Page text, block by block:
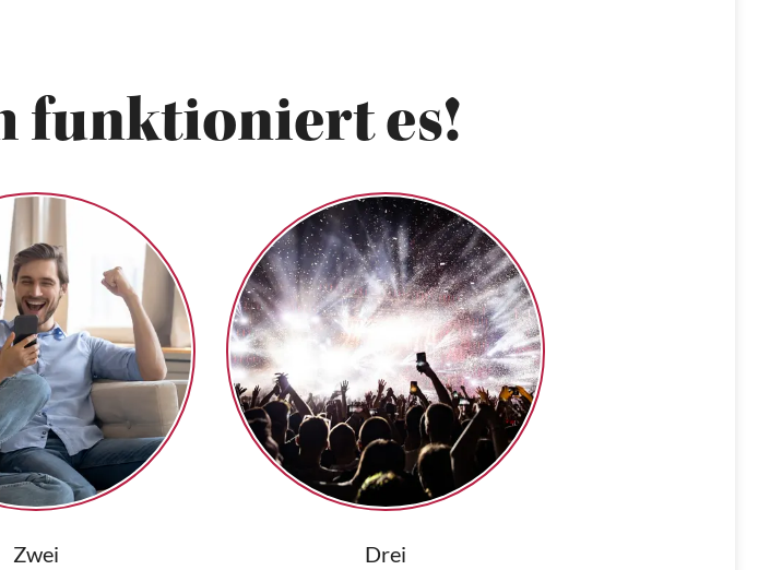
funktioniert es!
Zwei Drei